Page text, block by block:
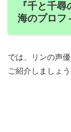
『千と千
海のプロフ
では、リンの声
ご紹介しましょう